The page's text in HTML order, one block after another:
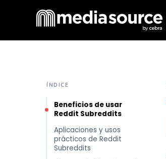
ÍNDICE
Beneficios de usar
Reddit Subreddits
Aplicaciones y usos
prácticos de Reddit
Subreddits